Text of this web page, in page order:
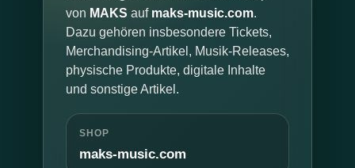
von MAKS auf maks-music.com.
Dazu gehören insbesondere Tickets,
Merchandising-Artikel, Musik-Releases,
physische Produkte, digitale Inhalte
und sonstige Artikel.
SHOP
maks-music.com